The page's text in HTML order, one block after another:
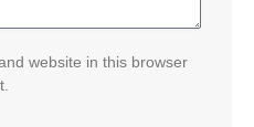
website in this browser